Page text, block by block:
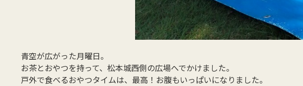
青空が広がった月曜日。
お茶とおやつを持って、松本城西側の広場へでかけました。
戸外で食べるおやつタイムは、最高！お腹もいっぱいになりました。